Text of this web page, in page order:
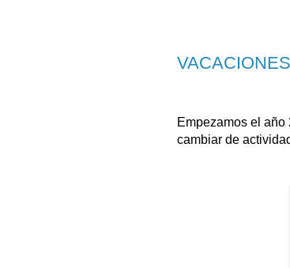
Empezamos el
cambiar de